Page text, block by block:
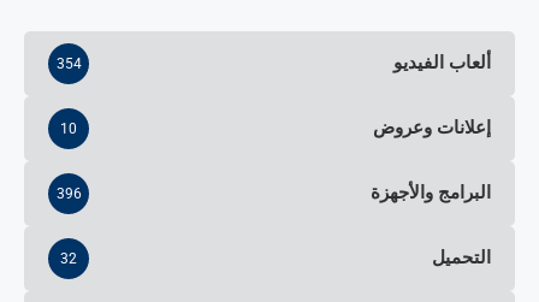
ألعاب الفيديو 354
إعلانات وعروض 10
البرامج والأجهزة 396
التحميل 32